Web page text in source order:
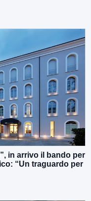
in arrivo il bando per
“Un traguardo per